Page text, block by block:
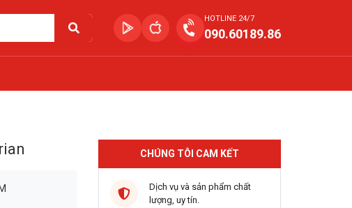
HOTLINE 24/7
090.60189.86
CHÚNG TÔI CAM KẾT
Dịch vụ và sản phẩm chất
lượng, uy tín.